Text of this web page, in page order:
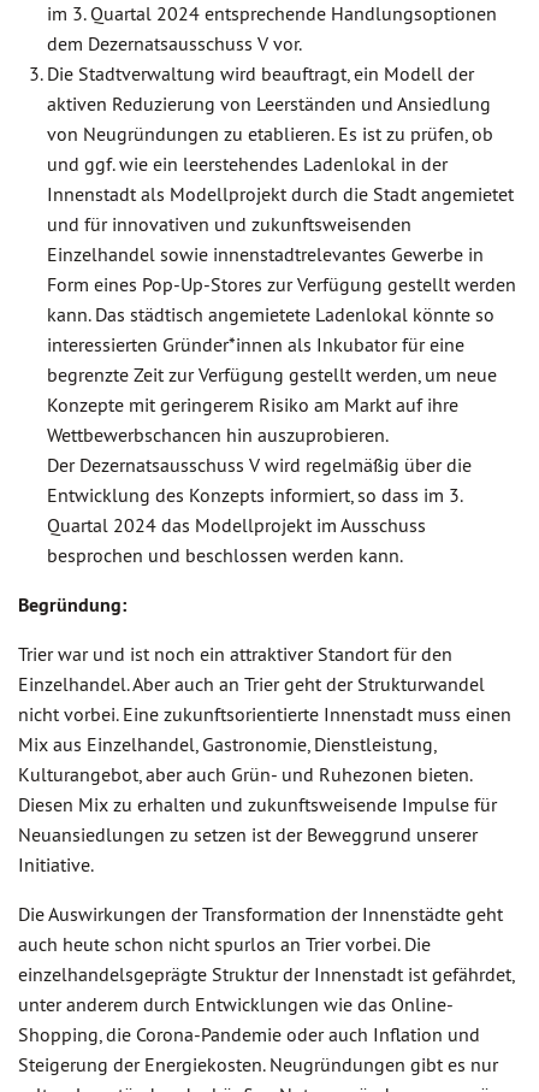
im 3. Quartal 2024 entsprechende Handlungsoptionen
dem Dezernatsausschuss V vor.
Die Stadtverwaltung wird beauftragt, ein Modell der
aktiven Reduzierung von Leerständen und Ansiedlung
von Neugründungen zu etablieren. Es ist zu prüfen, ob
und ggf. wie ein leerstehendes Ladenlokal in der
Innenstadt als Modellprojekt durch die Stadt angemietet
und für innovativen und zukunftsweisenden
Einzelhandel sowie innenstadtrelevantes Gewerbe in
Form eines Pop-Up-Stores zur Verfügung gestellt werden
kann. Das städtisch angemietete Ladenlokal könnte so
interessierten Gründer*innen als Inkubator für eine
begrenzte Zeit zur Verfügung gestellt werden, um neue
Konzepte mit geringerem Risiko am Markt auf ihre
Wettbewerbschancen hin auszuprobieren.
Der Dezernatsausschuss V wird regelmäßig über die
Entwicklung des Konzepts informiert, so dass im 3.
Quartal 2024 das Modellprojekt im Ausschuss
besprochen und beschlossen werden kann.
Begründung:
Trier war und ist noch ein attraktiver Standort für den
Einzelhandel. Aber auch an Trier geht der Strukturwandel
nicht vorbei. Eine zukunftsorientierte Innenstadt muss einen
Mix aus Einzelhandel, Gastronomie, Dienstleistung,
Kulturangebot, aber auch Grün- und Ruhezonen bieten.
Diesen Mix zu erhalten und zukunftsweisende Impulse für
Neuansiedlungen zu setzen ist der Beweggrund unserer
Initiative.
Die Auswirkungen der Transformation der Innenstädte geht
auch heute schon nicht spurlos an Trier vorbei. Die
einzelhandelsgeprägte Struktur der Innenstadt ist gefährdet,
unter anderem durch Entwicklungen wie das Online-
Shopping, die Corona-Pandemie oder auch Inflation und
Steigerung der Energiekosten. Neugründungen gibt es nur